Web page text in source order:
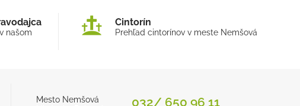
našom
Cintorín
Prehľad cintorínov v meste Nemšová
Mesto Nemšová
032/ 650 96 11